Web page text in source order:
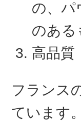
の、パ
のある
高品質
フランス
ています。